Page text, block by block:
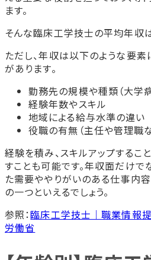
ます。
そんな臨床工学技士の平均年収
ただし、年収は以下のような要素
があります。
勤務先の規模や種類（大学
経験年数やスキル
地域による給与水準の違い
役職の有無（主任や管理職な
経験を積み、スキルアップする
すことも可能です。年収面だけで
た需要ややりがいのある仕事内
の一つといえるでしょう。
参照：臨床工学技士｜職業情報
労働省